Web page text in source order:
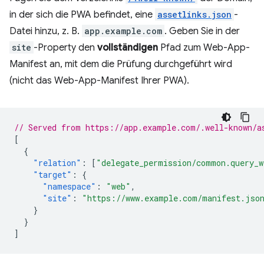
in der sich die PWA befindet, eine assetlinks.json -
Datei hinzu, z. B. app.example.com . Geben Sie in der
site -Property den vollständigen Pfad zum Web-App-
Manifest an, mit dem die Prüfung durchgeführt wird
(nicht das Web-App-Manifest Ihrer PWA).
// Served from https://app.example.com/.well-known/
[
{
"relation" : [ "delegate_permission/
"target" :
{
"namespace" : "web" ,
"site" :
"https://www.example.com/
}
}
]